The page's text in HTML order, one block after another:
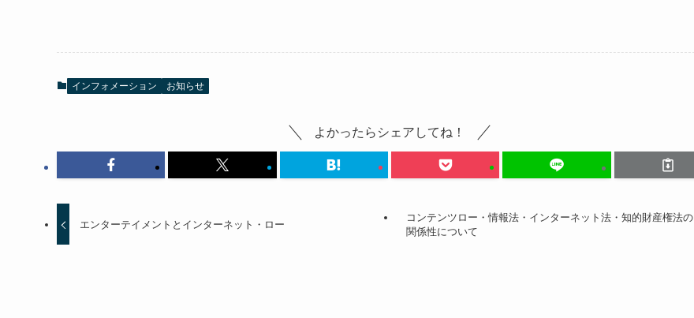
インフォメーション お知らせ
よかったらシェアしてね！
エンターテイメントとインターネット・ロー
コンテンツロー・情報法・インターネット法・知的財産権法の
関係性について